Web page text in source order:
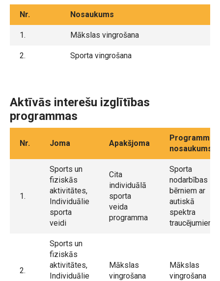
Nr. Nosaukums
1. Mākslas vingrošana
2. Sporta vingrošana
Aktīvās interešu izglītības
programmas
Nr. Joma Apakšjoma
Programmas
nosaukums
1.
Sports un
fiziskās
aktivitātes,
Individuālie
sporta
veidi
Cita
individuālā
sporta
veida
programma
Sporta
nodarbības
bērniem ar
autiskā
spektra
traucējumiem
2.
Sports un
fiziskās
aktivitātes,
Individuālie
Mākslas
vingrošana
Mākslas
vingrošana